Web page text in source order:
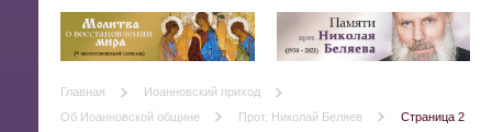
Главная
Иоанновский приход
Об Иоанновской общине
Прот. Николай Беляев Страница 2